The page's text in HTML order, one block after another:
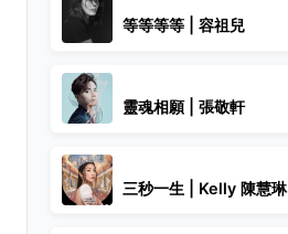
等等等等 | 容祖兒
靈魂相願 | 張敬軒
三秒一生 | Kelly 陳慧琳